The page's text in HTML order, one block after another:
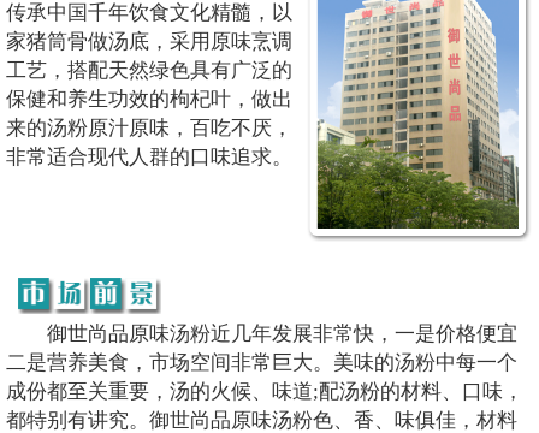
传承中国千年饮食文化精髓，以
家猪筒骨做汤底，采用原味烹调
工艺，搭配天然绿色具有广泛的
保健和养生功效的枸杞叶，做出
来的汤粉原汁原味，百吃不厌，
非常适合现代人群的口味追求。
御世尚品原味汤粉近几年发展非常快，一是价格便宜
二是营养美食，市场空间非常巨大。美味的汤粉中每一个
成份都至关重要，汤的火候、味道;配汤粉的材料、口味，
都特别有讲究。御世尚品原味汤粉色、香、味俱佳，材料